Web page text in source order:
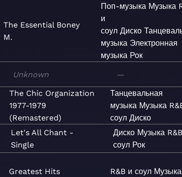
The Essential Boney
M.
Поп-музыка Музыка
и
соул Диско
музыка Электронная
музыка Рок
Unknown —
The Chic Organization
1977-1979
(Remastered)
Танцевальная
музыка Музыка
соул Диско
Let's All Chant -
Single
Диско Музыка
соул Рок
Greatest Hits R&B и соул Музыка